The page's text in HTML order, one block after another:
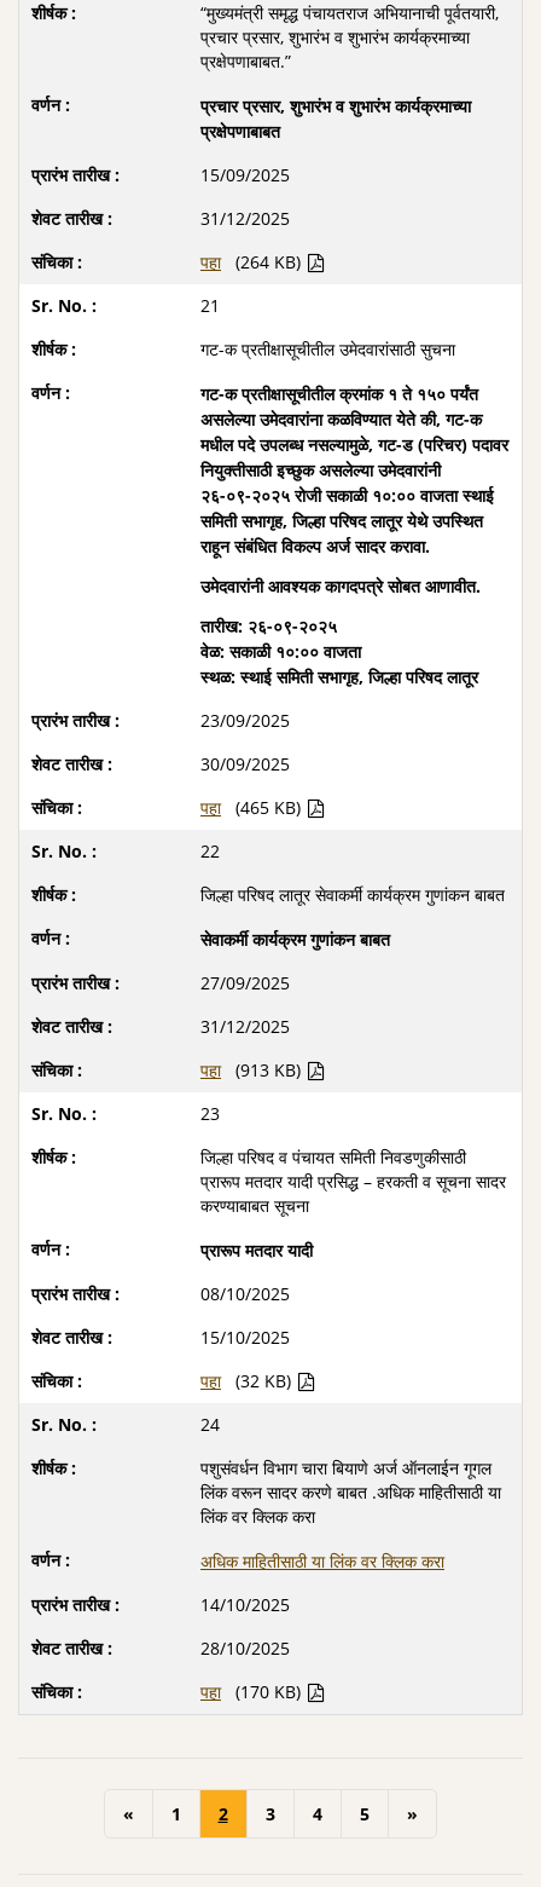
“मुख्यमंत्री समृद्ध पंचायतराज अभियानाची पूर्वतयारी,
प्रचार प्रसार, शुभारंभ व शुभारंभ कार्यक्रमाच्या
प्रक्षेपणाबाबत.”
प्रचार प्रसार, शुभारंभ व शुभारंभ कार्यक्रमाच्या
प्रक्षेपणाबाबत
15/09/2025
31/12/2025
पहा
(264 KB)
21
गट-क प्रतीक्षासूचीतील उमेदवारांसाठी सुचना
गट-क प्रतीक्षासूचीतील क्रमांक १ ते १५० पर्यंत
असलेल्या उमेदवारांना कळविण्यात येते की, गट-क
मधील पदे उपलब्ध नसल्यामुळे, गट-ड (परिचर) पदावर
नियुक्तीसाठी इच्छुक असलेल्या उमेदवारांनी
२६-०९-२०२५ रोजी सकाळी १०:०० वाजता स्थाई
समिती सभागृह, जिल्हा परिषद लातूर येथे उपस्थित
राहून संबंधित विकल्प अर्ज सादर करावा.
उमेदवारांनी आवश्यक कागदपत्रे सोबत आणावीत.
तारीख: २६-०९-२०२५
वेळ: सकाळी १०:०० वाजता
स्थळ: स्थाई समिती सभागृह, जिल्हा परिषद लातूर
23/09/2025
30/09/2025
पहा
(465 KB)
22
जिल्हा परिषद लातूर सेवाकर्मी कार्यक्रम गुणांकन बाबत
सेवाकर्मी कार्यक्रम गुणांकन बाबत
27/09/2025
31/12/2025
पहा
(913 KB)
23
जिल्हा परिषद व पंचायत समिती निवडणुकीसाठी
प्रारूप मतदार यादी प्रसिद्ध – हरकती व सूचना सादर
करण्याबाबत सूचना
प्रारूप मतदार यादी
08/10/2025
15/10/2025
पहा
(32 KB)
24
पशुसंवर्धन विभाग चारा बियाणे अर्ज ऑनलाईन गूगल
लिंक वरून सादर करणे बाबत .अधिक माहितीसाठी या
लिंक वर क्लिक करा
अधिक माहितीसाठी या लिंक वर क्लिक करा
14/10/2025
28/10/2025
पहा
(170 KB)
« 1 2 3 4 5 »